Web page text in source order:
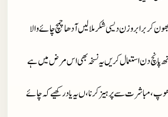
کر برابر وزن دیسی شکر ملا لیں آدھا چمچ چائے والا
پانچ دن استعمال کریں یہ نسخہ بھی اس مرض میں ہے
مباشرت سے پرہیز کرنا، ں یہ یاد رکھیے کہ چائے